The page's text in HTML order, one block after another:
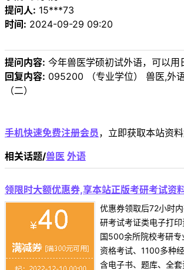
提问人: 15***73
时间: 2024-09-29 09:20
提问内容: 今年兽医学硕初试外语，可以用
回复内容: 095200 （专业学位） 兽医,外
（二）
手机快速免费注册会员 ，立即获取本站资料
相关话题/兽医 外语
领限时大额优惠券,享本站正版考研考试资
优惠券领取后72小时
研考试考证类电子打
国500余所院校考研
资格考试、1100多种
含电子书、题库、全